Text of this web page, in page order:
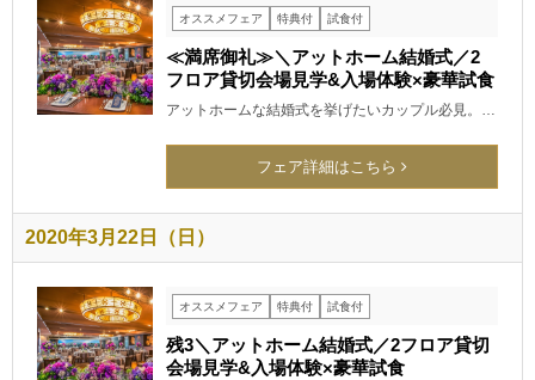
オススメフェア 特典付 試食付
≪満席御礼≫＼アットホーム結婚式／2
フロア貸切会場見学&入場体験×豪華試食
アットホームな結婚式を挙げたいカップル必見。…
フェア詳細はこちら
2020年3月22日（日）
オススメフェア 特典付 試食付
残3＼アットホーム結婚式／2フロア貸切
会場見学&入場体験×豪華試食